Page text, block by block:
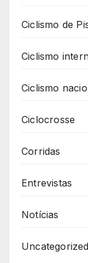
Ciclismo de
Ciclismo
Ciclismo
Ciclocrosse
Corridas
Entrevistas
Notícias
Uncategorized